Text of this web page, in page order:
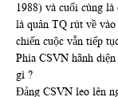
1988) và cuối cùng
là quân TQ rút về
chiến cuộc vẫn tiếp
Phía CSVN hãnh
gì ?
Đảng CSVN leo lên